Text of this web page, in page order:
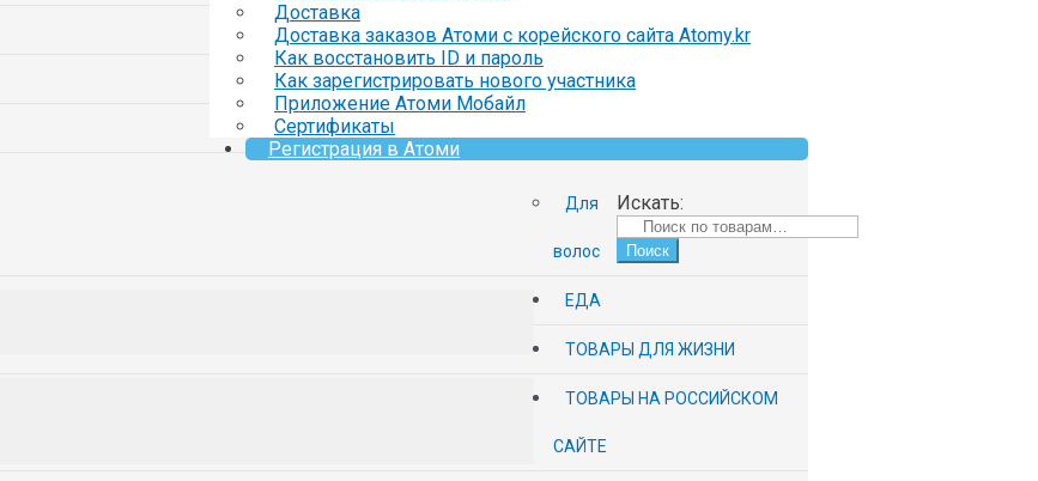
Доставка
Доставка заказов Атоми с корейского сайта Atomy.kr
Как восстановить ID и пароль
Как зарегистрировать нового участника
Приложение Атоми Мобайл
Сертификаты
Регистрация в Атоми
Искать:
Поиск
Для
волос
ЕДА
ТОВАРЫ ДЛЯ ЖИЗНИ
ТОВАРЫ НА РОССИЙСКОМ
САЙТЕ